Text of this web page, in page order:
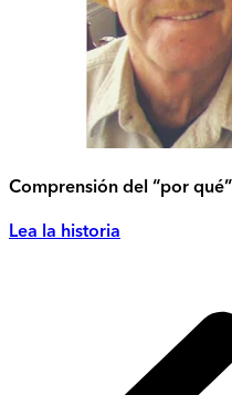
Comprensión del “por qué”
Lea la historia